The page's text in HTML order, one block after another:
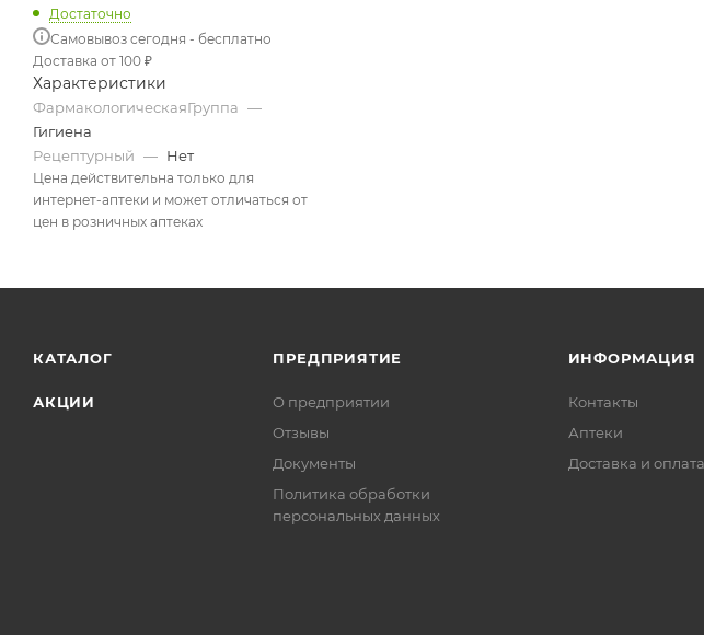
Достаточно
Самовывоз сегодня - бесплатно
Доставка от 100 ₽
Характеристики
ФармакологическаяГруппа —
Гигиена
Рецептурный — Нет
Цена действительна только для
интернет-аптеки и может отличаться от
цен в розничных аптеках
КАТАЛОГ
АКЦИИ
ПРЕДПРИЯТИЕ
О предприятии
Отзывы
Документы
Политика обработки
персональных данных
ИНФОРМАЦИЯ
Контакты
Аптеки
Доставка и оплата